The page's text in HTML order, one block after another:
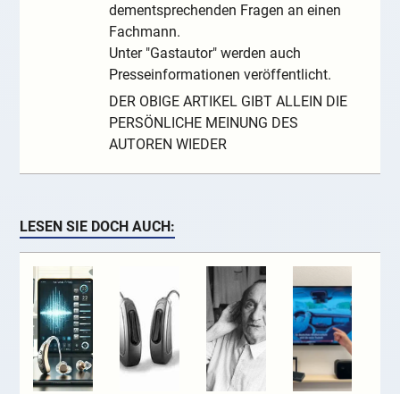
dementsprechenden Fragen an einen
Fachmann.
Unter "Gastautor" werden auch
Presseinformationen veröffentlicht.
DER OBIGE ARTIKEL GIBT ALLEIN DIE
PERSÖNLICHE MEINUNG DES
AUTOREN WIEDER
LESEN SIE DOCH AUCH: